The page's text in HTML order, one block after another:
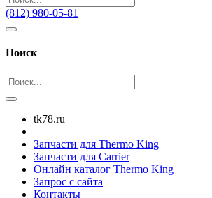
(812) 980-05-81
Поиск
tk78.ru
Запчасти для Thermo King
Запчасти для Carrier
Онлайн каталог Thermo King
Запрос с сайта
Контакты